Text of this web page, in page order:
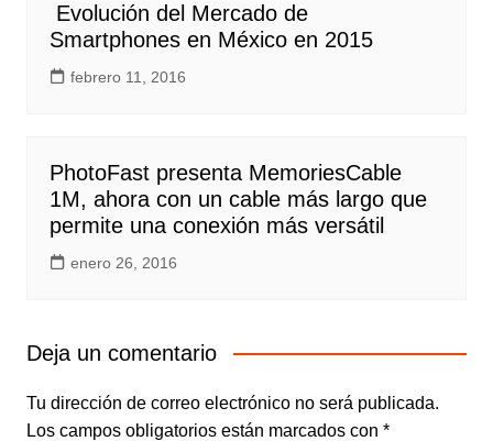
Evolución del Mercado de
Smartphones en México en 2015
febrero 11, 2016
PhotoFast presenta MemoriesCable
1M, ahora con un cable más largo que
permite una conexión más versátil
enero 26, 2016
Deja un comentario
Tu dirección de correo electrónico no será publicada.
Los campos obligatorios están marcados con *